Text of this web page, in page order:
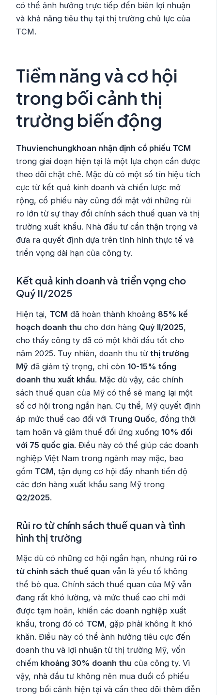
có thể ảnh hưởng trực tiếp đến biên lợi nhuận
và khả năng tiêu thụ tại thị trường chủ lực của
TCM.
Tiềm năng và cơ hội
trong bối cảnh thị
trường biến động
Thuvienchungkhoan nhận định cổ phiếu TCM
trong giai đoạn hiện tại là một lựa chọn cần được
theo dõi chặt chẽ. Mặc dù có một số tín hiệu tích
cực từ kết quả kinh doanh và chiến lược mở
rộng, cổ phiếu này cũng đối mặt với những rủi
ro lớn từ sự thay đổi chính sách thuế quan và thị
trường xuất khẩu. Nhà đầu tư cần thận trọng và
đưa ra quyết định dựa trên tình hình thực tế và
triển vọng dài hạn của công ty.
Kết quả kinh doanh và triển vọng cho
Quý II/2025
Hiện tại, TCM đã hoàn thành khoảng 85% kế
hoạch doanh thu cho đơn hàng Quý II/2025,
cho thấy công ty đã có một khởi đầu tốt cho
năm 2025. Tuy nhiên, doanh thu từthị trường
Mỹ đã giảm tỷ trọng, chỉ còn 10-15% tổng
doanh thu xuất khẩu. Mặc dù vậy, các chính
sách thuế quan của Mỹ có thể sẽ mang lại một
số cơ hội trong ngắn hạn. Cụ thể, Mỹ quyết định
áp mức thuế cao đối với Trung Quốc, đồng thời
tạm hoãn và giảm thuế đối ứng xuống 10% đối
với 75 quốc gia. Điều này có thể giúp các doanh
nghiệp Việt Nam trong ngành may mặc, bao
gồm TCM, tận dụng cơ hội đẩy nhanh tiến độ
các đơn hàng xuất khẩu sang Mỹ trong
Q2/2025.
Rủi ro từ chính sách thuế quan và tình
hình thị trường
Mặc dù có những cơ hội ngắn hạn, nhưng rủi ro
từ chính sách thuế quan vẫn là yếu tố không
thể bỏ qua. Chính sách thuế quan của Mỹ vẫn
đang rất khó lường, và mức thuế cao chỉ mới
được tạm hoãn, khiến các doanh nghiệp xuất
khẩu, trong đó có TCM, gặp phải không ít khó
khăn. Điều này có thể ảnh hưởng tiêu cực đến
doanh thu và lợi nhuận từ thị trường Mỹ, vốn
chiếm khoảng 30% doanh thu của công ty. Vì
vậy, nhà đầu tư không nên mua đuổi cổ phiếu
trong bối cảnh hiện tại và cần theo dõi thêm diễn